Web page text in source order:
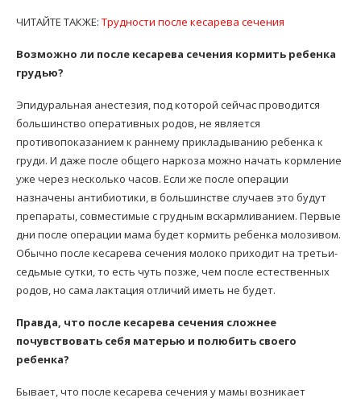
ЧИТАЙТЕ ТАКЖЕ: Трудности после кесарева сечения
Возможно ли после кесарева сечения кормить ребенка
грудью?
Эпидуральная анестезия, под которой сейчас проводится
большинство оперативных родов, не является
противопоказанием к раннему прикладыванию ребенка к
груди. И даже после общего наркоза можно начать кормление
уже через несколько часов. Если же после операции
назначены антибиотики, в большинстве случаев это будут
препараты, совместимые с грудным вскармливанием. Первые
дни после операции мама будет кормить ребенка молозивом.
Обычно после кесарева сечения молоко приходит на третьи-
седьмые сутки, то есть чуть позже, чем после естественных
родов, но сама лактация отличий иметь не будет.
Правда, что после кесарева сечения сложнее
почувствовать себя матерью и полюбить своего
ребенка?
Бывает, что после кесарева сечения у мамы возникает